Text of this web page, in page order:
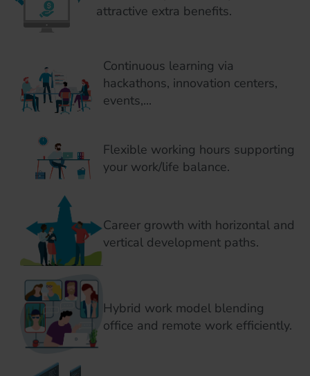
attractive extra benefits.
Continuous learning via
hackathons, innovation centers,
events,...
Flexible working hours supporting
your work/life balance.
Career growth with horizontal and
vertical development paths.
Hybrid work model blending
office and remote work efficiently.